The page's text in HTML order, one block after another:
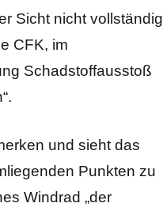
Sicht nicht vollständig
CFK, im
Schadstoffausstoß
und sieht das
Punkten zu
Windrad „der